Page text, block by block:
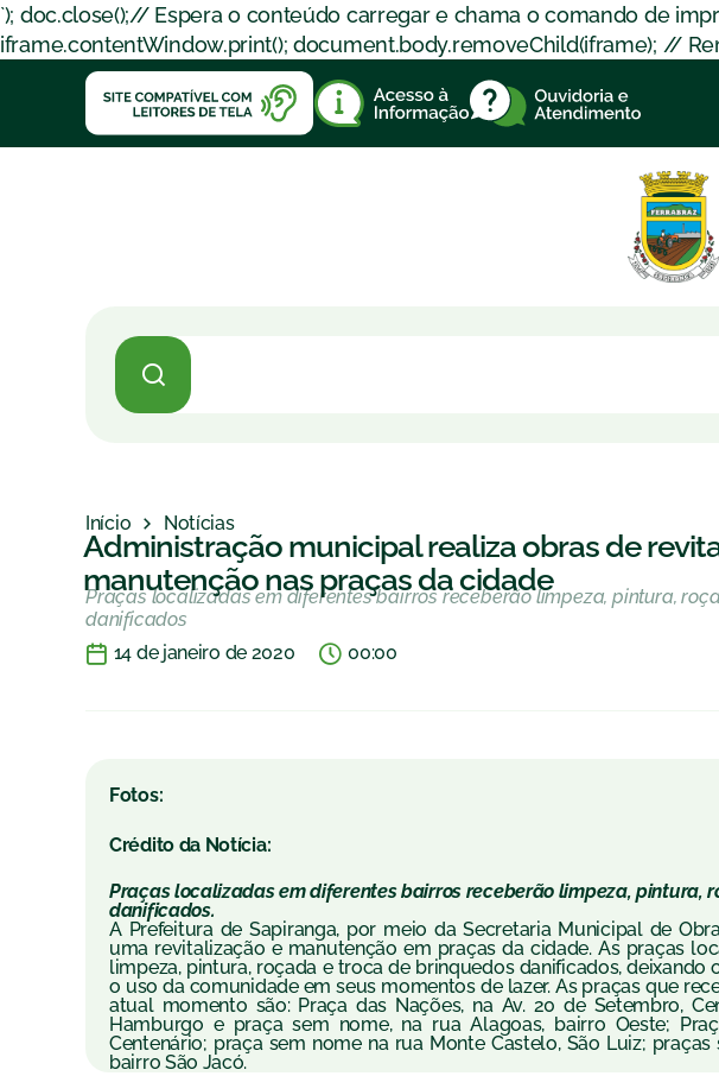
`); doc.close();// Espera o conteúdo carregar e chama o comando de
iframe.contentWindow.print(); document.body.removeChild(iframe); //
Início Notícias
Administração municipal realiza obras de
manutenção nas praças da cidade
Praças localizadas em diferentes bairros receberão limpeza, pintura,
danificados
14 de janeiro de 2020
00:00
Fotos:
Crédito da Notícia:
Praças localizadas em diferentes bairros receberão limpeza, pintura,
danificados.
A Prefeitura de Sapiranga, por meio da Secretaria Municipal de
uma revitalização e manutenção em praças da cidade. As praças
limpeza, pintura, roçada e troca de brinquedos danificados,
o uso da comunidade em seus momentos de lazer. As praças que
atual momento são: Praça das Nações, na Av. 20 de Setembro,
Hamburgo e praça sem nome, na rua Alagoas, bairro Oeste;
Centenário; praça sem nome na rua Monte Castelo, São Luiz;
bairro São Jacó.